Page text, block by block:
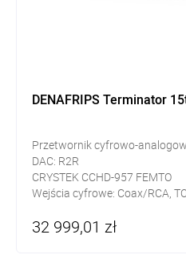
DENAFRIPS Terminator
Przetwornik cyfrowo-
DAC: R2R
CRYSTEK CCHD-957 FEMTO
Wejścia cyfrowe: Coax/RCA,
Wyjścia analogowe: XLR, RCA
32 999,01 zł